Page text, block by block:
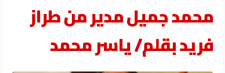
محمد جميل مدير من طراز
فريد ​بقلم/ ياسر محمد